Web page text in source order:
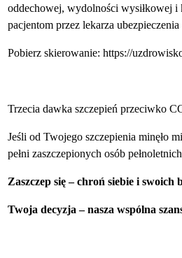
oddechowej, wydolności wysiłkowej i
pacjentom przez lekarza
Pobierz skierowanie: https://
Trzecia dawka szczepień przeciwko
Jeśli od Twojego szczepienia minęło
pełni zaszczepionych osób
Zaszczep się – chroń siebie i swoich
Twoja decyzja – nasza wspólna